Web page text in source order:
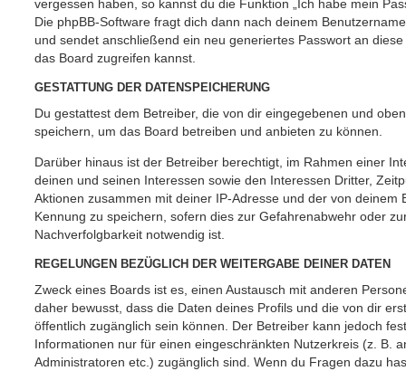
vergessen haben, so kannst du die Funktion „Ich habe mein
Die phpBB-Software fragt dich dann nach deinem
und sendet anschließend ein neu generiertes Passwort an
das Board zugreifen kannst.
GESTATTUNG DER DATENSPEICHERUNG
Du gestattest dem Betreiber, die von dir eingegebenen und
speichern, um das Board betreiben und anbieten zu können.
Darüber hinaus ist der Betreiber berechtigt, im Rahmen einer
deinen und seinen Interessen sowie den Interessen Dritter,
Aktionen zusammen mit deiner IP-Adresse und der von deinem
Kennung zu speichern, sofern dies zur Gefahrenabwehr oder
Nachverfolgbarkeit notwendig ist.
REGELUNGEN BEZÜGLICH DER WEITERGABE DEINER DATEN
Zweck eines Boards ist es, einen Austausch mit anderen
daher bewusst, dass die Daten deines Profils und die von dir
öffentlich zugänglich sein können. Der Betreiber kann jedoch
Informationen nur für einen eingeschränkten Nutzerkreis (z. B.
Administratoren etc.) zugänglich sind. Wenn du Fragen dazu